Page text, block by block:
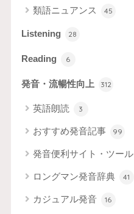
類語ニュアンス 45
Listening 28
Reading 6
発音・流暢性向上 312
英語朗読 3
おすすめ発音記事 99
発音便利サイト・ツール
ロングマン発音辞典 41
カジュアル発音 16